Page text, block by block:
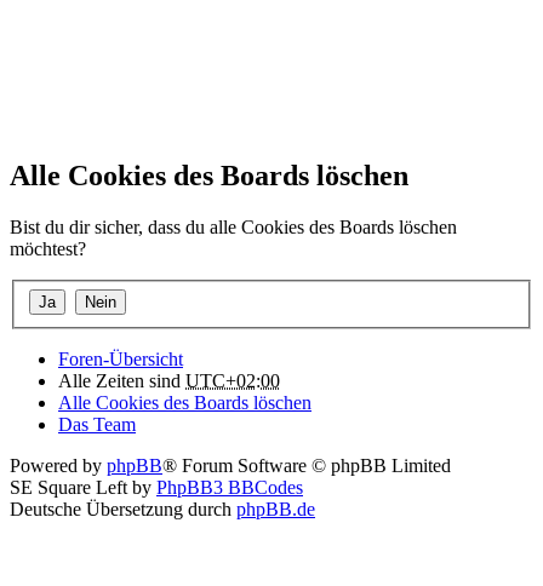
Alle Cookies des Boards löschen
Bist du dir sicher, dass du alle Cookies des Boards löschen
möchtest?
Foren-Übersicht
Alle Zeiten sind UTC+02:00
Alle Cookies des Boards löschen
Das Team
Powered by phpBB® Forum Software © phpBB Limited
SE Square Left by PhpBB3 BBCodes
Deutsche Übersetzung durch phpBB.de